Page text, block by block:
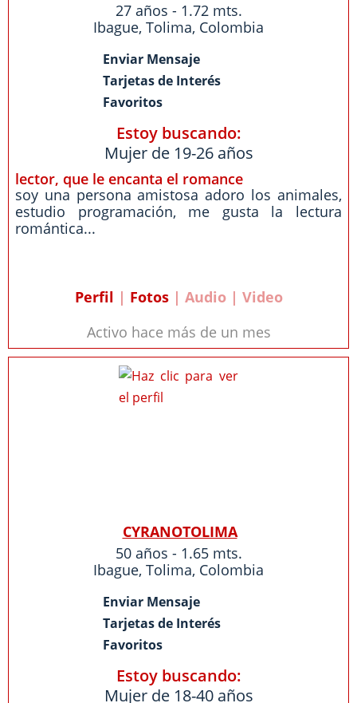
27 años - 1.72 mts.
Ibague, Tolima, Colombia
Enviar Mensaje
Tarjetas de Interés
Favoritos
Estoy buscando:
Mujer de 19-26 años
lector, que le encanta el romance
soy una persona amistosa adoro los animales,
estudio programación, me gusta la lectura
romántica...
Perfil | Fotos| Audio | Video
Activo hace más de un mes
CYRANOTOLIMA
50 años - 1.65 mts.
Ibague, Tolima, Colombia
Enviar Mensaje
Tarjetas de Interés
Favoritos
Estoy buscando:
Mujer de 18-40 años